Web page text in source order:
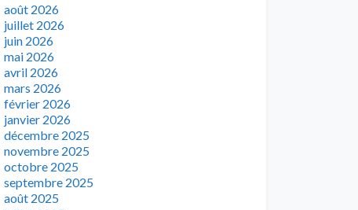
août 2026
juillet 2026
juin 2026
mai 2026
avril 2026
mars 2026
février 2026
janvier 2026
décembre 2025
novembre 2025
octobre 2025
septembre 2025
août 2025